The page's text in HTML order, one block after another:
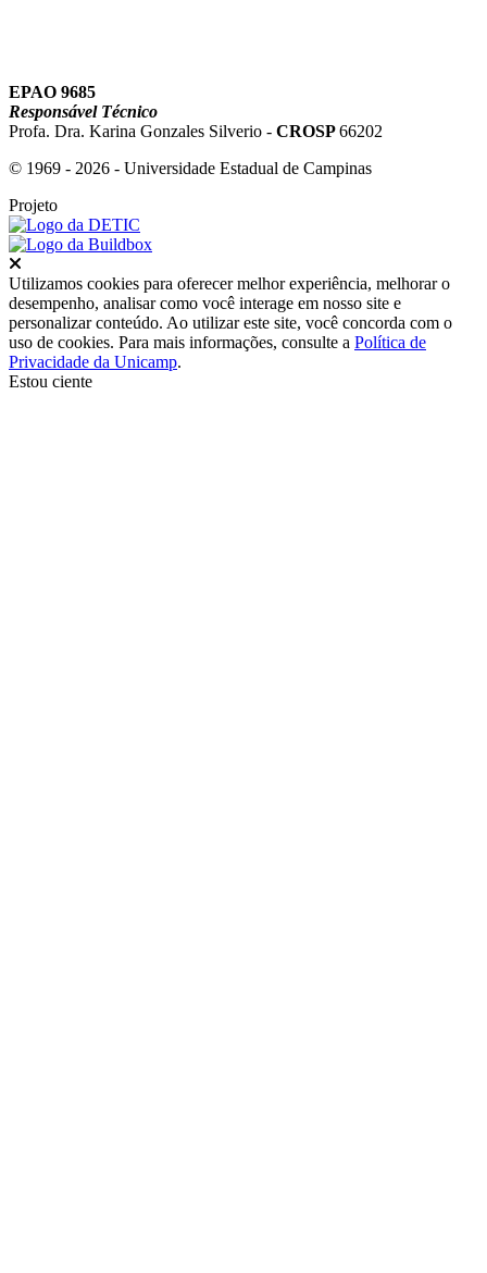
EPAO 9685
Responsável Técnico
Profa. Dra. Karina Gonzales Silverio - CROSP66202
© 1969 - 2026 - Universidade Estadual de Campinas
Projeto
Utilizamos cookies para oferecer melhor experiência, melhorar o
desempenho, analisar como você interage em nosso site e
personalizar conteúdo. Ao utilizar este site, você concorda com o
uso de cookies. Para mais informações, consulte a Política de
Privacidade da Unicamp.
Estou ciente